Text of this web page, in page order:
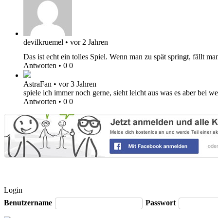
devilkruemel • vor 2 Jahren
Das ist echt ein tolles Spiel. Wenn man zu spät springt, fällt
Antworten • 0 0
AstraFan • vor 3 Jahren
spiele ich immer noch gerne, sieht leicht aus was es aber bei
Antworten • 0 0
Login
Benutzername
Passwort